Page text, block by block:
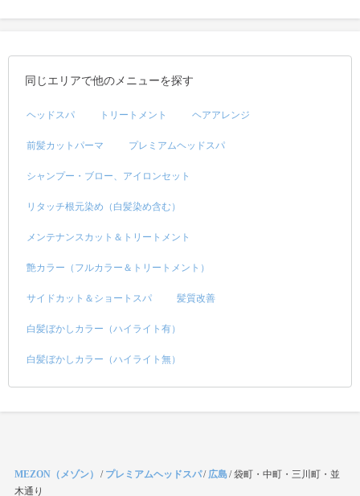
同じエリアで他のメニューを探す
ヘッドスパ トリートメント ヘアアレンジ
前髪カットパーマ プレミアムヘッドスパ
シャンプー・ブロー、アイロンセット
リタッチ根元染め（白髪染め含む）
メンテナンスカット＆トリートメント
艶カラー（フルカラー＆トリートメント）
サイドカット＆ショートスパ 髪質改善
白髪ぼかしカラー（ハイライト有）
白髪ぼかしカラー（ハイライト無）
MEZON（メゾン） / プレミアムヘッドスパ/ 広島/袋町・中町・三川町・並
木通り